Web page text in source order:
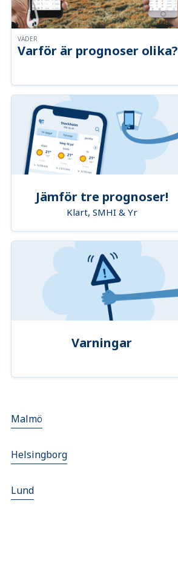
Varför är prognoser olika?
VÄDER
Jämför tre prognoser!
Klart, SMHI & Yr
Varningar
Malmö
Helsingborg
Lund